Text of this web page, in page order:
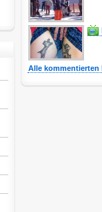
Alle kommentierten